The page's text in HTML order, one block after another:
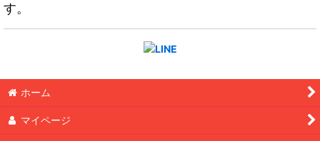
す。
ホーム
マイページ